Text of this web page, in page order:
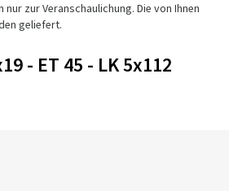
zur Veranschaulichung. Die von Ihnen
geliefert.
- ET 45 - LK 5x112